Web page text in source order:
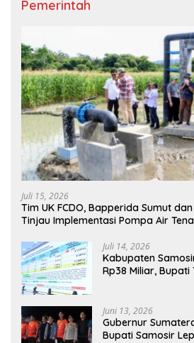
Pemerintah
Juli 15, 2026
Tim UK FCDO, Bapperida Sumut
Tinjau Implementasi Pompa Air
Juli 14, 2026
Kabupaten
Rp38 Miliar,
Juni 13, 2026
Gubernur
Bupati Samosir